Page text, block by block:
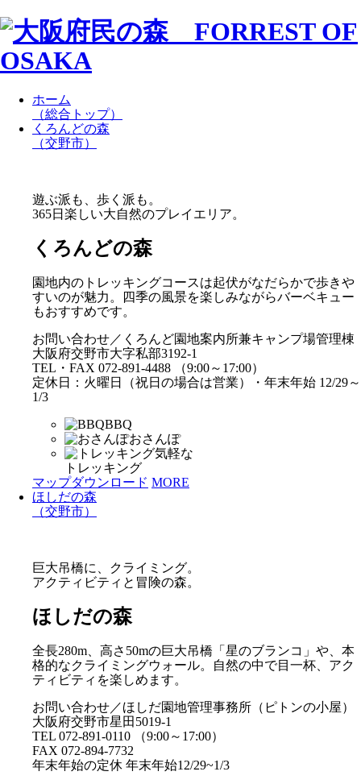
ホーム
（総合トップ）
くろんどの森
（交野市）
遊ぶ派も、歩く派も。
365日楽しい大自然のプレイエリア。
くろんどの森
園地内のトレッキングコースは起伏がなだらかで歩きや
すいのが魅力。四季の風景を楽しみながらバーベキュー
もおすすめです。
お問い合わせ／くろんど園地案内所兼キャンプ場管理棟
大阪府交野市大字私部3192-1
TEL・FAX 072-891-4488 （9:00～17:00）
定休日：火曜日（祝日の場合は営業）・年末年始 12/29～
1/3
BBQ
おさんぽ
気軽な
トレッキング
マップダウンロード MORE
ほしだの森
（交野市）
巨大吊橋に、クライミング。
アクティビティと冒険の森。
ほしだの森
全長280m、高さ50mの巨大吊橋「星のブランコ」や、本
格的なクライミングウォール。自然の中で目一杯、アク
ティビティを楽しめます。
お問い合わせ／ほしだ園地管理事務所（ピトンの小屋）
大阪府交野市星田5019-1
TEL 072-891-0110 （9:00～17:00）
FAX 072-894-7732
年末年始の定休 年末年始12/29~1/3